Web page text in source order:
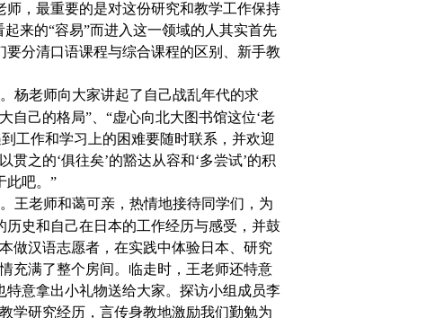
，最重要的是对这份研究和教学工作保持
来的“容易”而进入这一领域的人其实首先
分清口语课程与综合课程的区别、新手教
杨老师向大家讲起了自己战乱年代的求
自己的格局”、“虚心向北大图书馆这位‘老
工作和学习上的困难要随时联系，并欢迎
之的‘俱往矣’的豁达从容和‘多尝试’的积
此吧。”
王老师和蔼可亲，热情地接待同学们，为
史和自己在日本的工作经历与感受，并鼓
做汉语志愿者，在实践中体验日本、研究
充满了整个房间。临走时，王老师还特意
意拿出小礼物送给大家。探访小组成员李
学研究经历，言传身教地激励我们勤勉为